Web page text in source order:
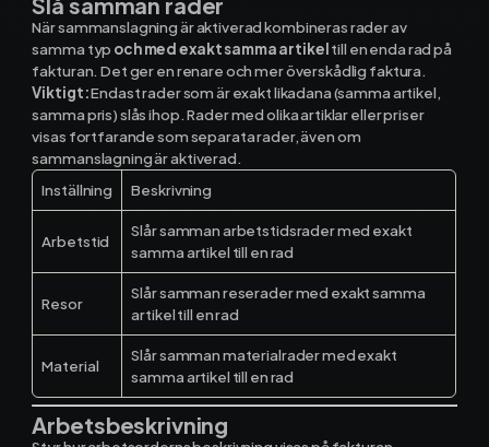
E-post:info@mowin.se
Kundservice
Boka genomgång
Ladda ner vår app
App Store
När sammanslagning är aktiverad kombineras rader av
samma typ och med exakt samma artikeltill en enda rad på
fakturan. Det ger en renare och mer överskådlig faktura.
Viktigt:Endast rader som är exakt likadana (samma artikel,
samma pris) slås ihop. Rader med olika artiklar eller priser
visas fortfarande som separata rader, även om
sammanslagning är aktiverad.
Inställning
Beskrivning
Arbetstid
Slår samman arbetstidsrader med exakt
samma artikel till en rad
Resor
Slår samman reserader med exakt samma
artikel till en rad
Material
Slår samman materialrader med exakt
samma artikel till en rad
Arbetsbeskrivning